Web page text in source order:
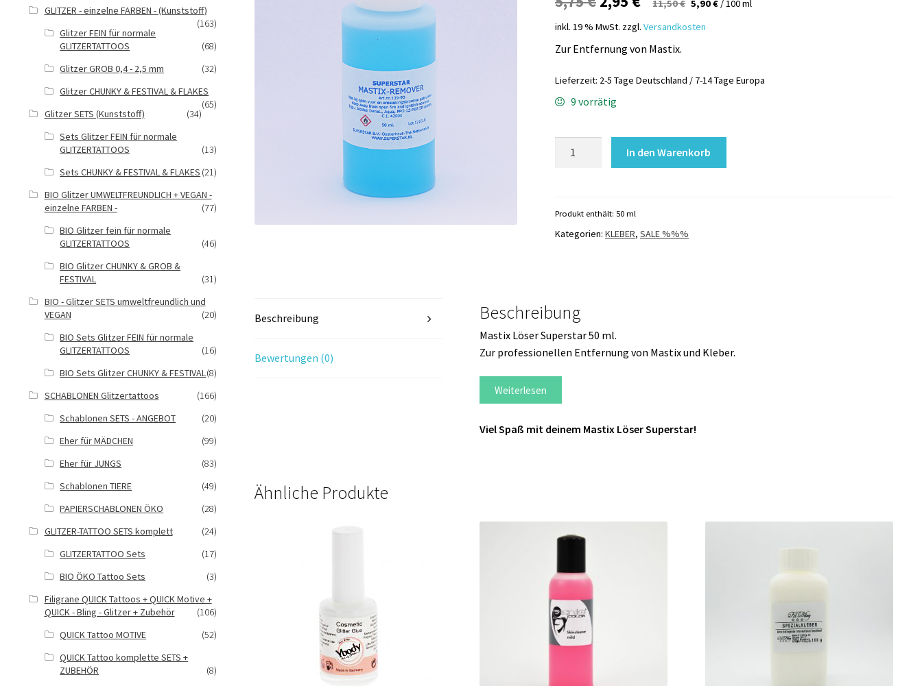
Preis
war:
5,75 €
Preis
ist:
2,95 €.
11,50€ 5,90€ /100ml
inkl. 19 % MwSt. zzgl. Versandkosten
Zur Entfernung von Mastix.
Lieferzeit: 2-5 Tage Deutschland / 7-14 Tage Europa
9 vorrätig
In den Warenkorb
Produkt enthält: 50 ml
Kategorien: KLEBER, SALE %%%
Beschreibung
Bewertungen (0)
Beschreibung
Mastix Löser Superstar 50 ml.
Zur professionellen Entfernung von Mastix und Kleber.
Weiterlesen
Viel Spaß mit deinem Mastix Löser Superstar!
Ähnliche Produkte
GLITZER - einzelne FARBEN - (Kunststoff)
(163)
Glitzer FEIN für normale
GLITZERTATTOOS
(68)
Glitzer GROB 0,4 - 2,5 mm
(32)
Glitzer CHUNKY & FESTIVAL & FLAKES
(65)
Glitzer SETS (Kunststoff)
(34)
Sets Glitzer FEIN für normale
GLITZERTATTOOS
(13)
Sets CHUNKY & FESTIVAL & FLAKES (21)
BIO Glitzer UMWELTFREUNDLICH + VEGAN -
einzelne FARBEN -
(77)
BIO Glitzer fein für normale
GLITZERTATTOOS
(46)
BIO Glitzer CHUNKY & GROB &
FESTIVAL
(31)
BIO - Glitzer SETS umweltfreundlich und
VEGAN
(20)
BIO Sets Glitzer FEIN für normale
GLITZERTATTOOS
(16)
BIO Sets Glitzer CHUNKY & FESTIVAL(8)
SCHABLONEN Glitzertattoos
(166)
Schablonen SETS - ANGEBOT
(20)
Eher für MÄDCHEN
(99)
Eher für JUNGS
(83)
Schablonen TIERE
(49)
PAPIERSCHABLONEN ÖKO
(28)
GLITZER-TATTOO SETS komplett
(24)
GLITZERTATTOO Sets
(17)
BIO ÖKO Tattoo Sets
(3)
Filigrane QUICK Tattoos + QUICK Motive +
QUICK - Bling - Glitzer + Zubehör
(106)
QUICK Tattoo MOTIVE
(52)
QUICK Tattoo komplette SETS +
ZUBEHÖR
(8)